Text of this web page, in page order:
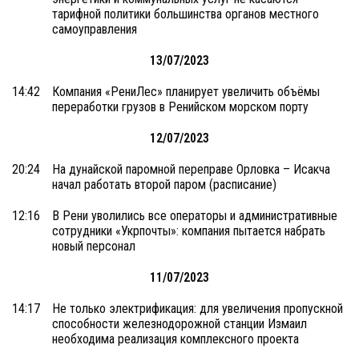
тарифной политики большинства органов местного
самоуправления
13/07/2023
14:42
Компания «РениЛес» планирует увеличить объёмы
переработки грузов в Ренийском морском порту
12/07/2023
20:24
На дунайской паромной переправе Орловка – Исакча
начал работать второй паром (расписание)
12:16
В Рени уволились все операторы и административные
сотрудники «Укрпочты»: компания пытается набрать
новый персонал
11/07/2023
14:17
Не только электрификация: для увеличения пропускной
способности железнодорожной станции Измаил
необходима реализация комплексного проекта